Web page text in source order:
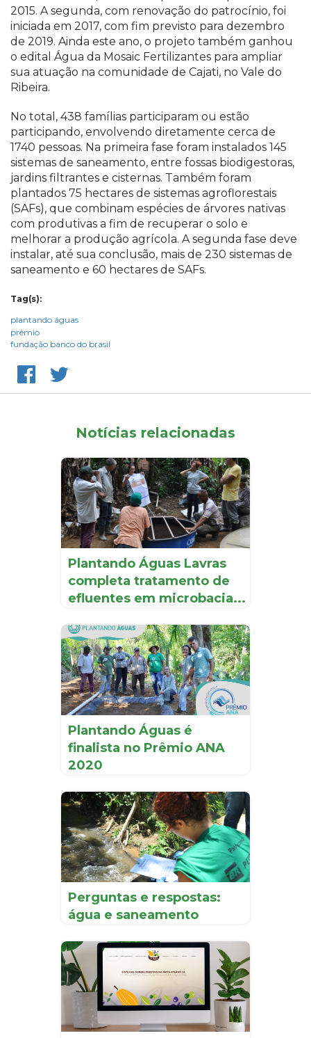
2015. A segunda, com renovação do patrocínio, foi
iniciada em 2017, com fim previsto para dezembro
de 2019. Ainda este ano, o projeto também ganhou
o edital Água da Mosaic Fertilizantes para ampliar
sua atuação na comunidade de Cajati, no Vale do
Ribeira.
No total, 438 famílias participaram ou estão
participando, envolvendo diretamente cerca de
1740 pessoas. Na primeira fase foram instalados 145
sistemas de saneamento, entre fossas biodigestoras,
jardins filtrantes e cisternas. Também foram
plantados 75 hectares de sistemas agroflorestais
(SAFs), que combinam espécies de árvores nativas
com produtivas a fim de recuperar o solo e
melhorar a produção agrícola. A segunda fase deve
instalar, até sua conclusão, mais de 230 sistemas de
saneamento e 60 hectares de SAFs.
Tag(s):
plantando águas
prêmio
fundação banco do brasil
Notícias relacionadas
Plantando Águas Lavras
completa tratamento de
efluentes em microbacia...
Plantando Águas é
finalista no Prêmio ANA
2020
Perguntas e respostas:
água e saneamento